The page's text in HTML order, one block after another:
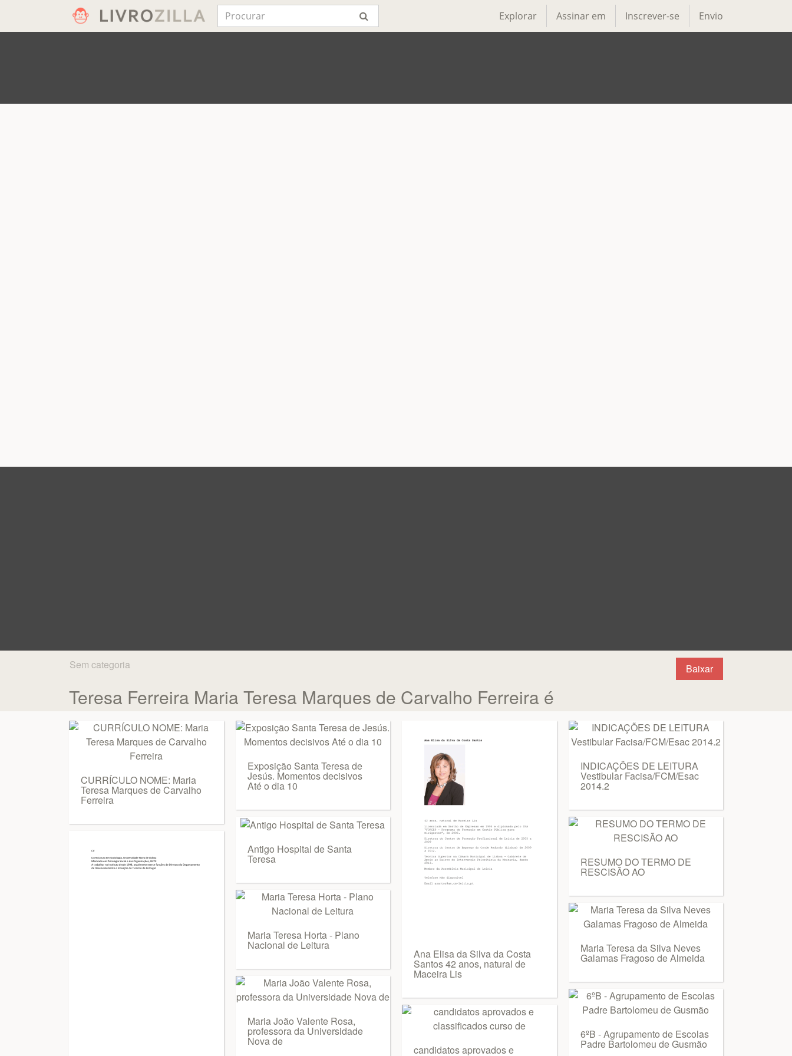
Explorar Assinar em Inscrever-se Envio
Baixar
Sem categoria
Teresa Ferreira Maria Teresa Marques de Carvalho Ferreira é
CURRÍCULO NOME: Maria
Teresa Marques de Carvalho
Ferreira
Exposição Santa Teresa de
Jesús. Momentos decisivos
Até o dia 10
Antigo Hospital de Santa
Teresa
Maria Teresa Horta - Plano
Nacional de Leitura
Maria João Valente Rosa,
professora da Universidade
Nova de
Ana Elisa da Silva da Costa
Santos 42 anos, natural de
Maceira Lis
candidatos aprovados e
INDICAÇÕES DE LEITURA
Vestibular Facisa/FCM/Esac
2014.2
RESUMO DO TERMO DE
RESCISÃO AO
Maria Teresa da Silva Neves
Galamas Fragoso de Almeida
6ºB - Agrupamento de Escolas
Padre Bartolomeu de Gusmão